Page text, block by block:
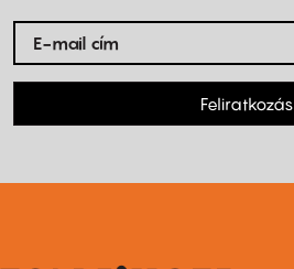
Feliratkozás